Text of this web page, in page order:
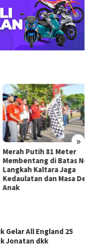
»
Putih 81 Meter
di Batas Negeri:
Kaltara Jaga
dan Masa Depan
Gelar All England 25
Jonatan dkk